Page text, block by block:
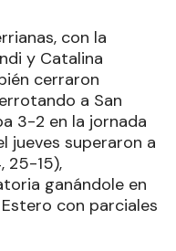
con la
y Catalina
cerraron
a San
3-2 en la jornada
jueves superaron a
25-15),
ganándole en
con parciales